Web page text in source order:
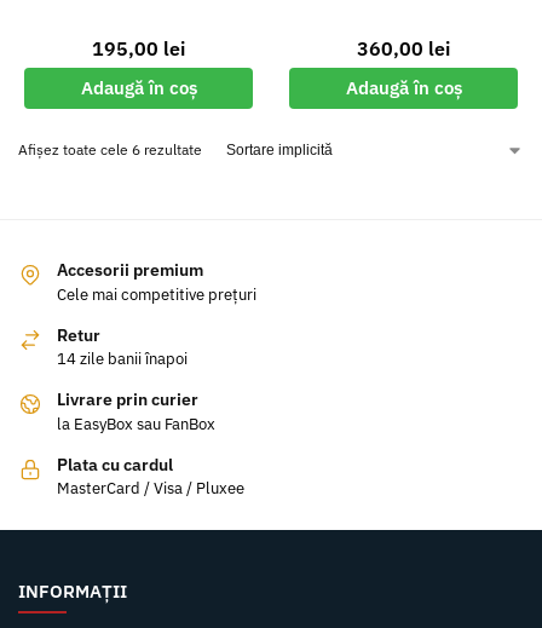
195,00 lei
Adaugă în coș
360,00 lei
Adaugă în coș
Afișez toate cele 6 rezultate
Accesorii premium
Cele mai competitive prețuri
Retur
14 zile banii înapoi
Livrare prin curier
la EasyBox sau FanBox
Plata cu cardul
MasterCard / Visa / Pluxee
INFORMAȚII